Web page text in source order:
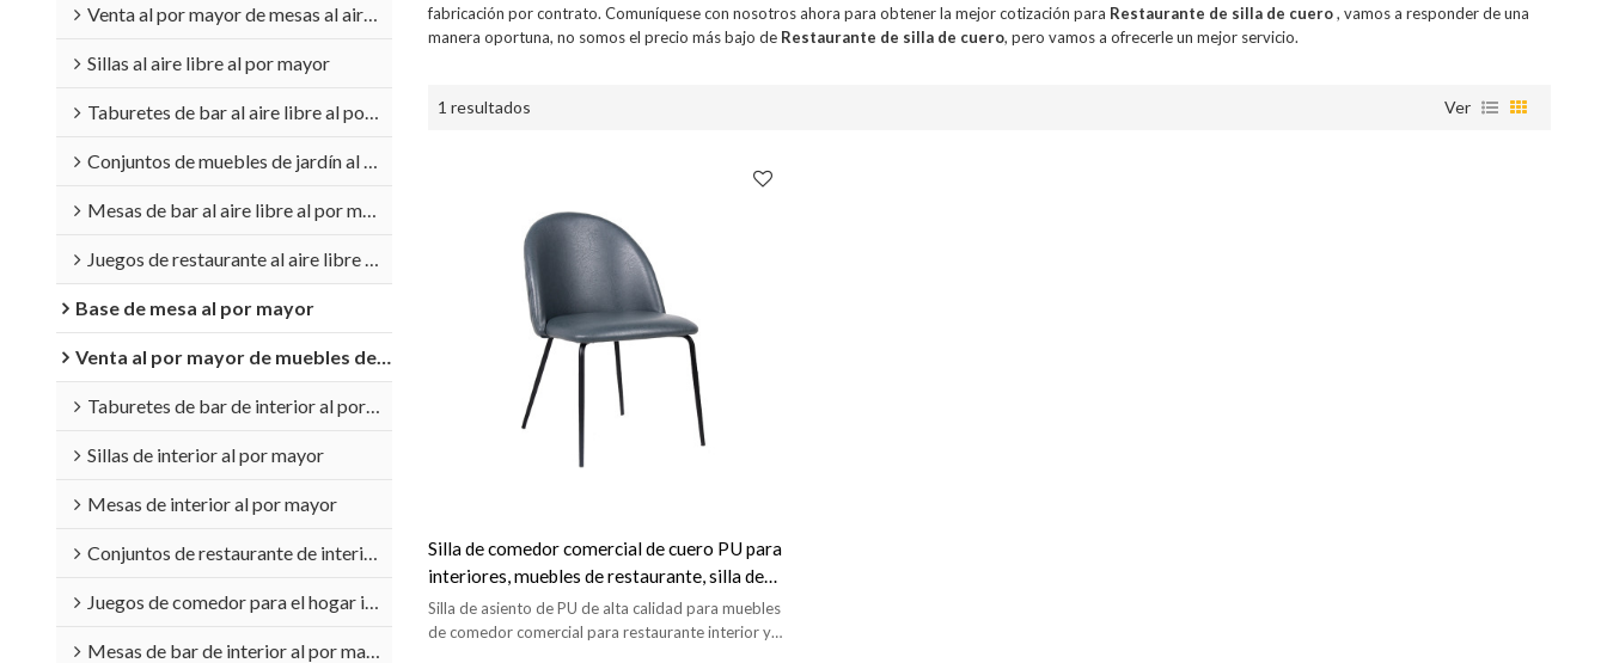
Venta al por mayor de mesas al aire libre
Sillas al aire libre al por mayor
Taburetes de bar al aire libre al por mayor
Conjuntos de muebles de jardín al por mayor
Mesas de bar al aire libre al por mayor
Juegos de restaurante al aire libre al por mayor
Base de mesa al por mayor
Venta al por mayor de muebles de interior
Taburetes de bar de interior al por mayor
Sillas de interior al por mayor
Mesas de interior al por mayor
Conjuntos de restaurante de interior al por mayor
Juegos de comedor para el hogar interior al por mayor
Mesas de bar de interior al por mayor
fabricación por contrato. Comuníquese con nosotros ahora para obtener la mejor cotización para Restaurante de silla de cuero, vamos a responder de una
manera oportuna, no somos el precio más bajo de Restaurante de silla de cuero, pero vamos a ofrecerle un mejor servicio.
1 resultados Ver
Silla de comedor comercial de cuero PU para
interiores, muebles de restaurante, silla de
comedor Vintage
Silla de asiento de PU de alta calidad para muebles
de comedor comercial para restaurante interior y